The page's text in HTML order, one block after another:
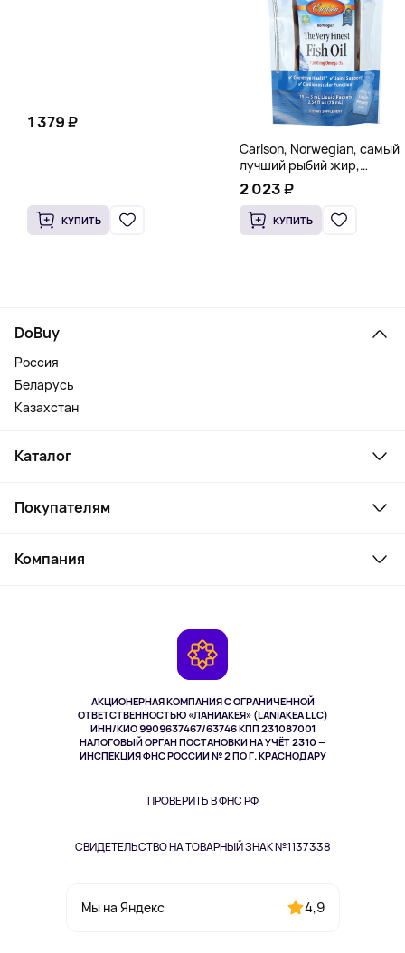
1 379 ₽
КУПИТЬ
Carlson, Norwegian, самый
лучший рыбий жир,
натуральный лимон, 15
пакетиков (5 мл) каждый
2 023 ₽
КУПИТЬ
АКЦИОНЕРНАЯ КОМПАНИЯ С ОГРАНИЧЕННОЙ
ОТВЕТСТВЕННОСТЬЮ «ЛАНИАКЕЯ» (LANIAKEA LLC)
ИНН/КИО 9909637467/63746 КПП 231087001
НАЛОГОВЫЙ ОРГАН ПОСТАНОВКИ НА УЧЁТ 2310 —
ИНСПЕКЦИЯ ФНС РОССИИ № 2 ПО Г. КРАСНОДАРУ
ПРОВЕРИТЬ В ФНС РФ
СВИДЕТЕЛЬСТВО НА ТОВАРНЫЙ ЗНАК №1137338
Мы на Яндекс 4,9
DoBuy
Россия
Беларусь
Казахстан
Каталог
Ноутбуки, мониторы, VR
Косметика и уход
Здоровье питомцев
Одежда и аксессуары
Покупателям
Как заказать
Компания